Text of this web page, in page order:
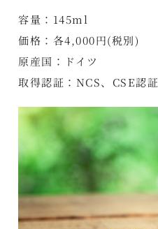
容量：145ml
価格：各4,000円(税別)
原産国：ドイツ
取得認証：NCS、CSE認証